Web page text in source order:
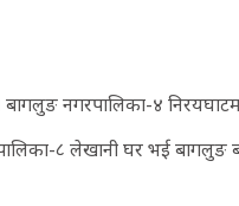
नगरपालिका-४ निरयघाटमा
८ लेखानी घर भई बागलुङ